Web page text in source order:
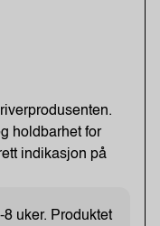
holdbarhet for
indikasjon på
uker. Produktet